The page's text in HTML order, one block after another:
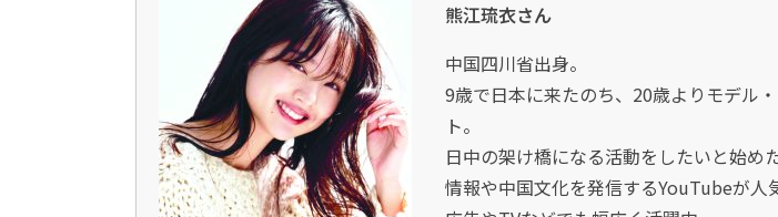
熊江琉衣さん
中国四川省出身。
9歳で日本に来たのち、20歳よりモデル
ト。
日中の架け橋になる活動をしたいと始め
情報や中国文化を発信するYouTubeが人